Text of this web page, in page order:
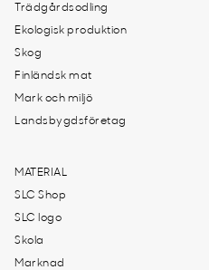
Trädgårdsodling
Ekologisk produktion
Skog
Finländsk mat
Mark och miljö
Landsbygdsföretag
MATERIAL
SLC Shop
SLC logo
Skola
Marknad